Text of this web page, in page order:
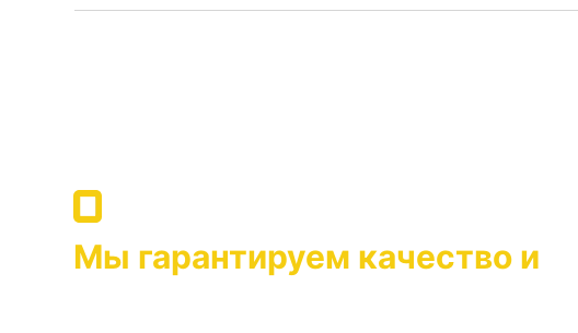
Мы гарантируем качество и